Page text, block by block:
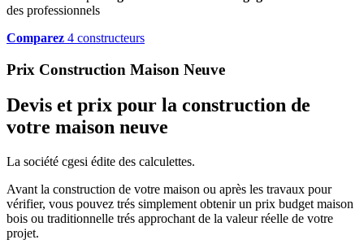
des professionnels
Comparez 4 constructeurs
Prix Construction Maison Neuve
Devis et prix pour la construction de
votre maison neuve
La société cgesi édite des calculettes.
Avant la construction de votre maison ou après les travaux pour
vérifier, vous pouvez trés simplement obtenir un prix budget maison
bois ou traditionnelle trés approchant de la valeur réelle de votre
projet.